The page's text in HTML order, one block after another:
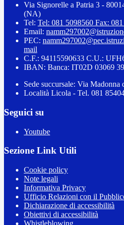
Via Signorelle a Patria 3 -
(NA)
Tel: Tel: 081 5098560 Fax:
Email:
PEC:
mail
C.F.: 94115590633 C.U.:
IBAN: Banca: IT02D 03069
Sede succursale: Via Madonna
Località Licola - Tel. 081
Seguici su
Youtube
Sezione Link Utili
Cookie policy
Note legali
Informativa Privacy
Ufficio Relazioni con il
Dichiarazione di accessibilità
Obiettivi di accessibilità
Whistleblowing